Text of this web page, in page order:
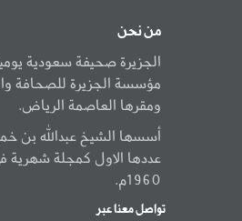
من نحن
الجزيرة صحيفة سعودية
مؤسسة الجزيرة للصحافة
ومقرها العاصمة الرياض.
أسسها الشيخ عبدالله بن
عددها الاول كمجلة شهرية
1960م.
تواصل معنا عبر